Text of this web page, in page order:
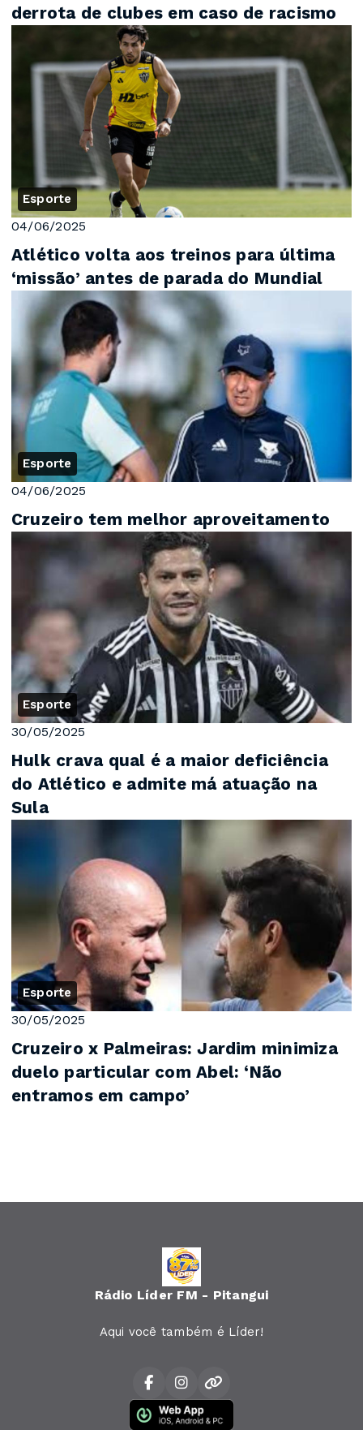
derrota de clubes em caso de racismo
Esporte
04/06/2025
Atlético volta aos treinos para última
‘missão’ antes de parada do Mundial
Esporte
04/06/2025
Cruzeiro tem melhor aproveitamento
Esporte
30/05/2025
Hulk crava qual é a maior deficiência
do Atlético e admite má atuação na
Sula
Esporte
30/05/2025
Cruzeiro x Palmeiras: Jardim minimiza
duelo particular com Abel: ‘Não
entramos em campo’
Rádio Líder FM - Pitangui
Aqui você também é Líder!